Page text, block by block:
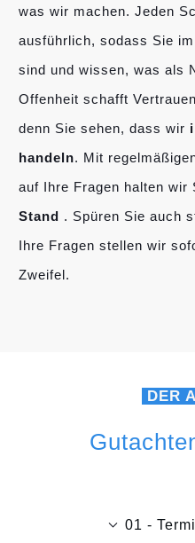
was wir machen. Jeden
ausführlich, sodass Sie
sind und wissen, was als
Offenheit schafft
denn Sie sehen, dass wir
handeln. Mit
auf Ihre Fragen halten wir
Stand . Spüren Sie auch
Ihre Fragen stellen wir
Zweifel.
DER
01 -